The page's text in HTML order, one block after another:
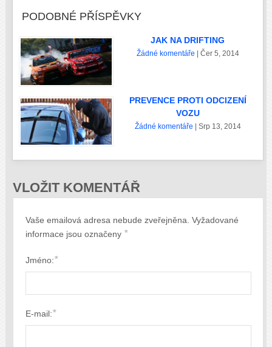
PODOBNÉ PŘÍSPĚVKY
JAK NA DRIFTING
Žádné komentáře | Čer 5, 2014
PREVENCE PROTI ODCIZENÍ
VOZU
Žádné komentáře | Srp 13, 2014
VLOŽIT KOMENTÁŘ
Vaše emailová adresa nebude zveřejněna. Vyžadované
informace jsou označeny *
Jméno:*
E-mail:*